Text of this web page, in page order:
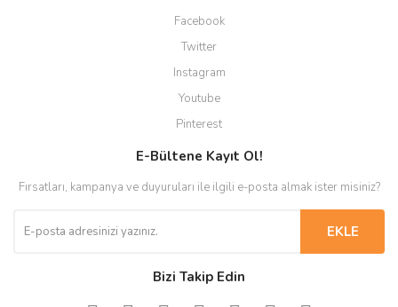
Facebook
Twitter
Instagram
Youtube
Pinterest
E-Bültene Kayıt Ol!
Fırsatları, kampanya ve duyuruları ile ilgili e-posta almak ister misiniz?
EKLE
Bizi Takip Edin